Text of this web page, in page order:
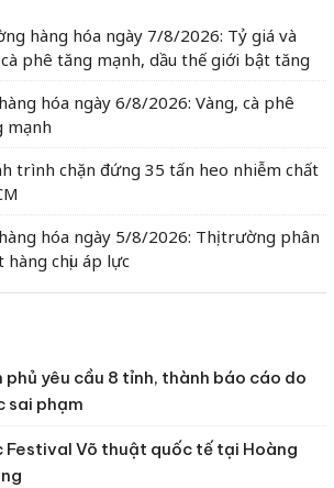
hàng hóa ngày 7/8/2026: Tỷ giá và
phê tăng mạnh, dầu thế giới bật tăng
hóa ngày 6/8/2026: Vàng, cà phê
mạnh
trình chặn đứng 35 tấn heo nhiễm chất
hóa ngày 5/8/2026: Thị trường phân
hàng chịu áp lực
phủ yêu cầu 8 tỉnh, thành báo cáo do
sai phạm
Festival Võ thuật quốc tế tại Hoàng